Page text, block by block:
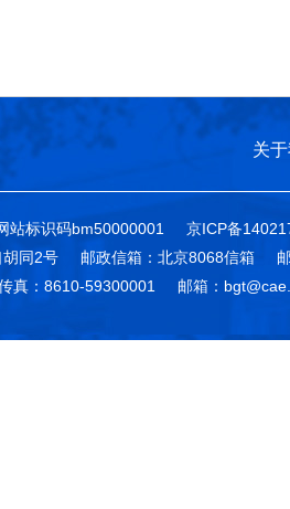
关
站标识码bm50000001
京ICP备
同2号
邮政信箱：北京8068信箱
真：8610-59300001 邮箱：